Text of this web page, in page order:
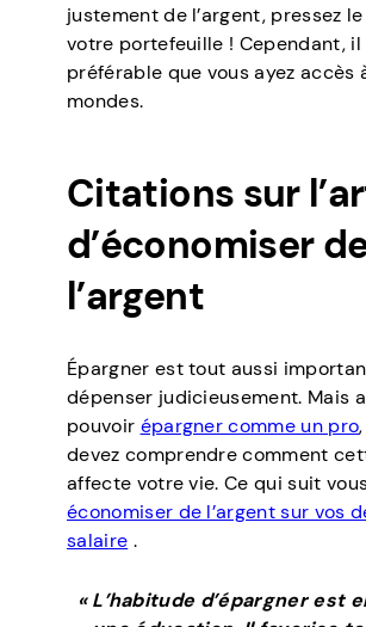
justement de l’argent, pressez
votre portefeuille ! Cependant, il
préférable que vous ayez accès
mondes.
Citations sur
d’économiser
l’argent
Épargner est tout aussi
dépenser judicieusement. Mais
pouvoir épargner comme un pro
devez comprendre comment
affecte votre vie. Ce qui suit
économiser de l’argent sur vos
salaire .
« L’habitude d’épargner est